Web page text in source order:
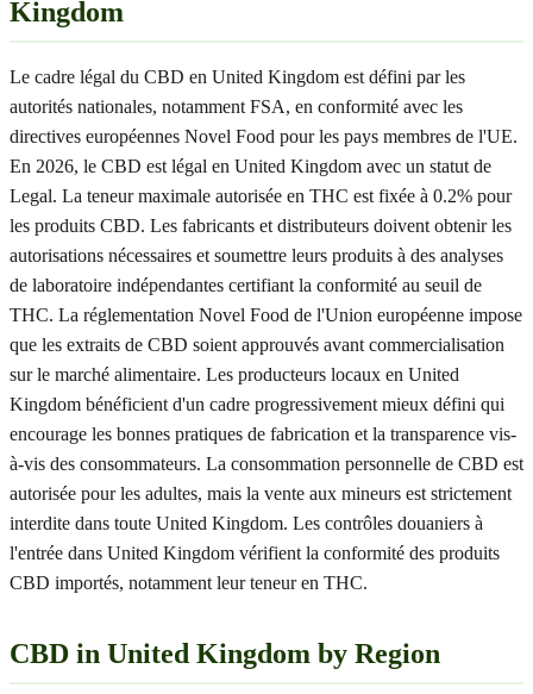
Kingdom
Le cadre légal du CBD en United Kingdom est défini par les
autorités nationales, notamment FSA, en conformité avec les
directives européennes Novel Food pour les pays membres de l'UE.
En 2026, le CBD est légal en United Kingdom avec un statut de
Legal. La teneur maximale autorisée en THC est fixée à 0.2% pour
les produits CBD. Les fabricants et distributeurs doivent obtenir les
autorisations nécessaires et soumettre leurs produits à des analyses
de laboratoire indépendantes certifiant la conformité au seuil de
THC. La réglementation Novel Food de l'Union européenne impose
que les extraits de CBD soient approuvés avant commercialisation
sur le marché alimentaire. Les producteurs locaux en United
Kingdom bénéficient d'un cadre progressivement mieux défini qui
encourage les bonnes pratiques de fabrication et la transparence vis-
à-vis des consommateurs. La consommation personnelle de CBD est
autorisée pour les adultes, mais la vente aux mineurs est strictement
interdite dans toute United Kingdom. Les contrôles douaniers à
l'entrée dans United Kingdom vérifient la conformité des produits
CBD importés, notamment leur teneur en THC.
CBD in United Kingdom by Region